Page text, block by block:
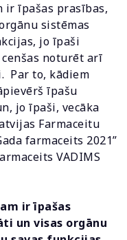
ir īpašas prasības,
sistēmas
jo īpaši
noturēt arī
Par to, kādiem
īpašu
jo īpaši, vecāka
Farmaceitu
farmaceits 2021”
VADIMS
ir īpašas
un visas orgānu